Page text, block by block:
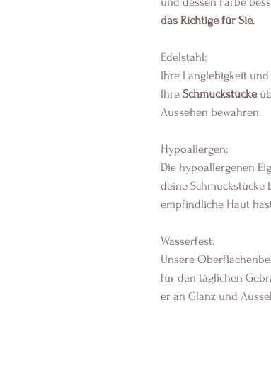
das Richtige für Sie.
Edelstahl:
Ihre Langlebigkeit
Ihre Schmuckstücke
Aussehen bewahren.
Hypoallergen:
Die hypoallergenen
deine Schmuckstücke
empfindliche Haut
Wasserfest:
Unsere
für den täglichen
er an Glanz und